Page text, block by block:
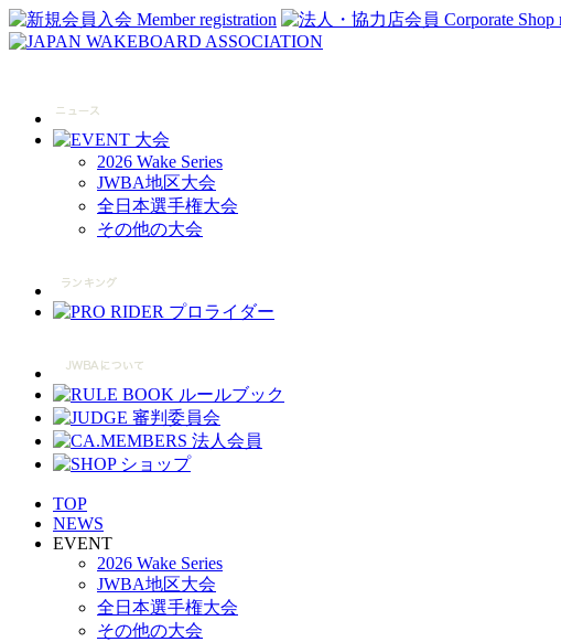
2026 Wake Series
JWBA地区大会
全日本選手権大会
その他の大会
TOP
NEWS
EVENT
2026 Wake Series
JWBA地区大会
全日本選手権大会
その他の大会